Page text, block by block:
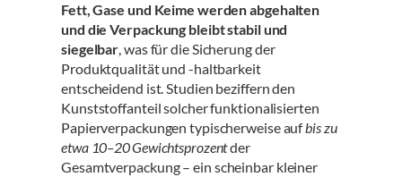
Fett, Gase und Keime werden abgehalten
und die Verpackung bleibt stabil und
siegelbar, was für die Sicherung der
Produktqualität und -haltbarkeit
entscheidend ist. Studien beziffern den
Kunststoffanteil solcher funktionalisierten
Papierverpackungen typischerweise aufbis zu
etwa 10–20 Gewichtsprozentder
Gesamtverpackung– ein scheinbar kleiner